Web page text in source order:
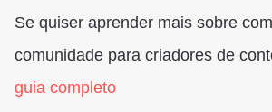
Se quiser aprender mais sobre
comunidade para criadores de
guia completo